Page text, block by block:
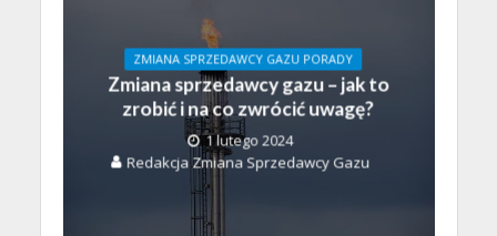
ZMIANA SPRZEDAWCY GAZU PORADY
Zmiana sprzedawcy gazu – jak to
zrobić i na co zwrócić uwagę?
1 lutego 2024
Redakcja Zmiana Sprzedawcy Gazu